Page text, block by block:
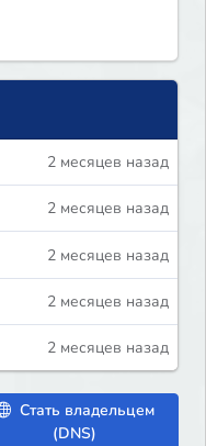
2 месяцев назад
2 месяцев назад
2 месяцев назад
2 месяцев назад
2 месяцев назад
Стать владельцем
(DNS)